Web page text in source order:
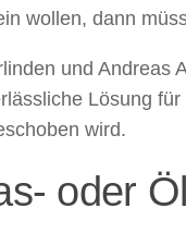
wollen, dann
und Andreas
Lösung
wird.
oder